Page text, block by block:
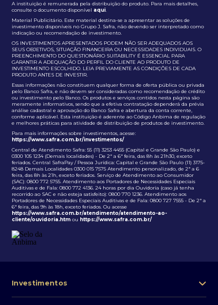
A instituição é remunerada pela distribuição do produto. Para mais detalhes,
consulte o documento disponível aqui.
Material Publicitário. Este material destina-se a apresentar as soluções de
investimento disponíveis no Grupo J. Safra, não devendo ser interpretado como
indicação ou recomendação de investimento.
OS INVESTIMENTOS APRESENTADOS PODEM NÃO SER ADEQUADOS AOS
SEUS OBJETIVOS, SITUAÇÃO FINANCEIRA OU NECESSIDADES INDIVIDUAIS. O
PREENCHIMENTO DO QUESTIONÁRIO SUITABILITY É ESSENCIAL PARA
GARANTIR A ADEQUAÇÃO DO PERFIL DO CLIENTE AO PRODUTO DE
INVESTIMENTO ESCOLHIDO. LEIA PREVIAMENTE AS CONDIÇÕES DE CADA
PRODUTO ANTES DE INVESTIR.
Essas informações não constituem qualquer forma de oferta pública ou privada
pelo Banco Safra, e não devem ser consideradas como recomendação de crédito
ou investimento pelo Banco. Os produtos e serviços contidos nesta página são
meramente informativos, sendo que a efetiva contratação dependerá da prévia
análise cadastral e aprovação do Banco Safra e abertura da conta corrente,
conforme aplicável. Esta instituição é aderente ao Código Anbima de regulação
e melhores práticas para atividade de distribuição de produtos de investimento.
Para mais informações sobre investimentos, acesse:
https://www.safra.com.br/investimentos/
Central de Atendimento Safra: 55 (11) 3253 4455 (Capital e Grande São Paulo) e
0300 105 1234 (Demais localidades) - De 2ª a 6ª feira, das 8h às 21h30, exceto
feriados. Central SafraPay / Pessoa Jurídica: Capital e Grande São Paulo (11) 3175-
8248 Demais Localidades 0300 015 7575 Atendimento personalizado, de 2ª a 6
feira, das 8h às 21h, exceto feriados. Serviço de Atendimento ao Consumidor
(SAC): 0800 772 5755. Atendimento aos Portadores de Necessidades Especiais
Auditivas e de Fala: 0800 772 4136. 24 horas por dia Ouvidoria (caso já tenha
recorrido ao SAC e não esteja satisfeito): 0800 770 1236. Atendimento aos
Portadores de Necessidades Especiais Auditivas e de Fala: 0800 727 7555 - De 2ª a
6ª feira, das 9h às 18h, exceto feriados. Ou acesse
https://www.safra.com.br/atendimento/atendimento-ao-
cliente/ouvidoria.htm ou https://www.safra.com.br/
Investimentos